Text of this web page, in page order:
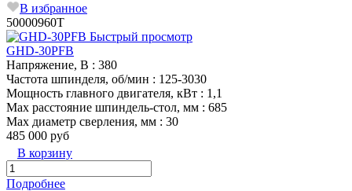
В избранное
50000960T
Быстрый просмотр
GHD-30PFB
Напряжение, В : 380
Частота шпинделя, об/мин : 125-3030
Мощность главного двигателя, кВт : 1,1
Max расстояние шпиндель-стол, мм : 685
Max диаметр сверления, мм : 30
485 000 руб
В корзину
Подробнее